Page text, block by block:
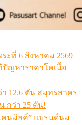
ะที่ 6 สิงหาคม 2569
ปัญหาราคาโคเนื้อ
12.6 ตัน สมุทรสาคร
กว่า 25 ตัน!
คนมิลค์” แบรนด์นม